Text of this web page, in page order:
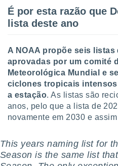
em “
na
o
para
É por esta razão que
lista deste ano
A NOAA propõe seis listas
aprovadas por um comité
Meteorológica Mundial e
ciclones tropicais
a estação. As listas são
anos, pelo que a lista de
novamente em 2030 e
This years naming list for
Season is the same list